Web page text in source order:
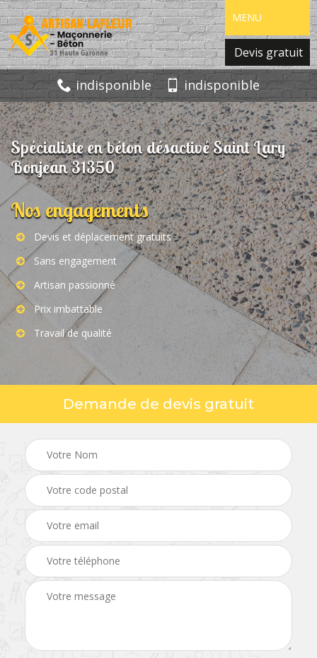
MENU
Devis gratuit
indisponible indisponible
Spécialiste en béton désactivé Saint Lary
Bonjean 31350
Nos engagements
Devis et déplacement gratuits
Sans engagement
Artisan passionné
Prix imbattable
Travail de qualité
Demande de devis gratuit